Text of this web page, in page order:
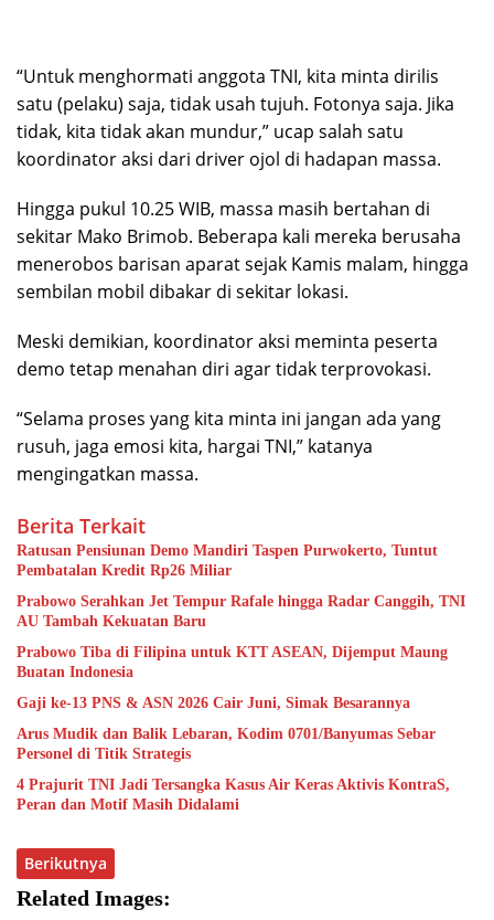
“Untuk menghormati anggota TNI, kita minta dirilis
satu (pelaku) saja, tidak usah tujuh. Fotonya saja. Jika
tidak, kita tidak akan mundur,” ucap salah satu
koordinator aksi dari driver ojol di hadapan massa.
Hingga pukul 10.25 WIB, massa masih bertahan di
sekitar Mako Brimob. Beberapa kali mereka berusaha
menerobos barisan aparat sejak Kamis malam, hingga
sembilan mobil dibakar di sekitar lokasi.
Meski demikian, koordinator aksi meminta peserta
demo tetap menahan diri agar tidak terprovokasi.
“Selama proses yang kita minta ini jangan ada yang
rusuh, jaga emosi kita, hargai TNI,” katanya
mengingatkan massa.
Berita Terkait
Ratusan Pensiunan Demo Mandiri Taspen Purwokerto, Tuntut
Pembatalan Kredit Rp26 Miliar
Prabowo Serahkan Jet Tempur Rafale hingga Radar Canggih, TNI
AU Tambah Kekuatan Baru
Prabowo Tiba di Filipina untuk KTT ASEAN, Dijemput Maung
Buatan Indonesia
Gaji ke-13 PNS & ASN 2026 Cair Juni, Simak Besarannya
Arus Mudik dan Balik Lebaran, Kodim 0701/Banyumas Sebar
Personel di Titik Strategis
4 Prajurit TNI Jadi Tersangka Kasus Air Keras Aktivis KontraS,
Peran dan Motif Masih Didalami
Berikutnya
Related Images: